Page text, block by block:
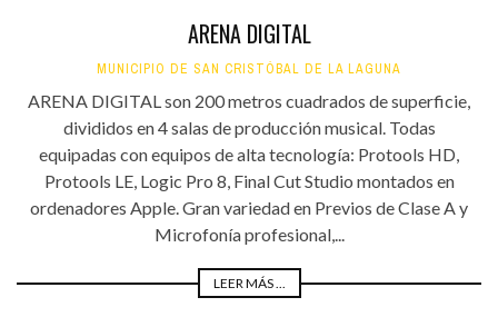
ARENA DIGITAL
MUNICIPIO DE SAN CRISTÓBAL DE LA LAGUNA
ARENA DIGITAL son 200 metros cuadrados de superficie,
divididos en 4 salas de producción musical. Todas
equipadas con equipos de alta tecnología: Protools HD,
Protools LE, Logic Pro 8, Final Cut Studio montados en
ordenadores Apple. Gran variedad en Previos de Clase A y
Microfonía profesional,...
LEER MÁS ...